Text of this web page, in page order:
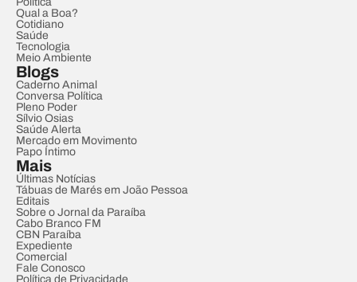
Qual a Boa?
Cotidiano
Saúde
Tecnologia
Meio Ambiente
Blogs
Caderno Animal
Conversa Política
Pleno Poder
Sílvio Osias
Saúde Alerta
Mercado em Movimento
Papo Íntimo
Mais
Últimas Notícias
Tábuas de Marés em João Pessoa
Editais
Sobre o Jornal da Paraíba
Cabo Branco FM
CBN Paraíba
Expediente
Comercial
Fale Conosco
Política de Privacidade